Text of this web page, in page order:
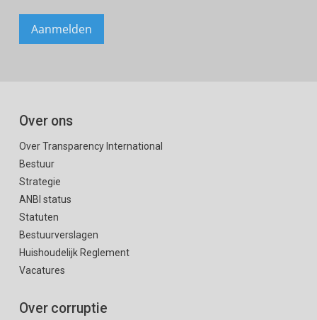
Over ons
Over Transparency International
Bestuur
Strategie
ANBI status
Statuten
Bestuurverslagen
Huishoudelijk Reglement
Vacatures
Over corruptie